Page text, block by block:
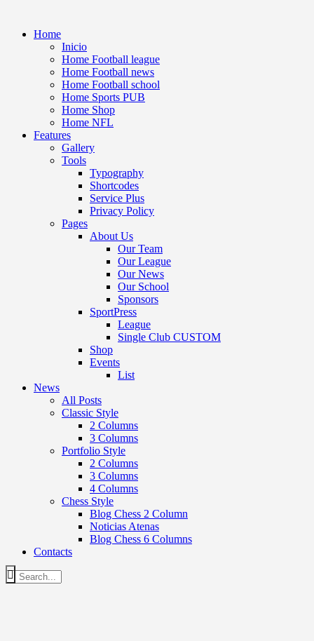
Home
Inicio
Home Football league
Home Football news
Home Football school
Home Sports PUB
Home Shop
Home NFL
Features
Gallery
Tools
Typography
Shortcodes
Service Plus
Privacy Policy
Pages
About Us
Our Team
Our League
Our News
Our School
Sponsors
SportPress
League
Single Club CUSTOM
Shop
Events
List
News
All Posts
Classic Style
2 Columns
3 Columns
Portfolio Style
2 Columns
3 Columns
4 Columns
Chess Style
Blog Chess 2 Column
Noticias Atenas
Blog Chess 6 Columns
Contacts